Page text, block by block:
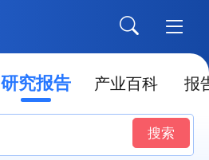
研究报告 产业百科 报
搜索